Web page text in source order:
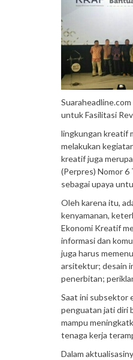
untuk Fasilitasi
lingkungan kreatif
melakukan
kreatif juga
(Perpres) Nomor 6
sebagai upaya
Oleh karena itu,
kenyamanan,
Ekonomi Kreatif
informasi dan
juga harus
arsitektur; desain
penerbitan;
Saat ini subsektor
penguatan jati diri
mampu
tenaga kerja
Dalam